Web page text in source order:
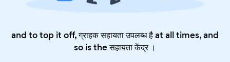
and to top it off, ग्राहक सहायता उपलब्ध है at all times, and
so is theसहायता केंद्र।